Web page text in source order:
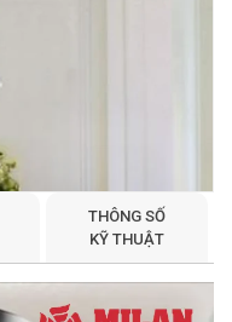
THÔNG SỐ
KỸ THUẬT